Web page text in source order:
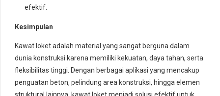
efektif.
Kesimpulan
Kawat loket adalah material yang sangat berguna dalam
dunia konstruksi karena memiliki kekuatan, daya tahan, serta
fleksibilitas tinggi. Dengan berbagai aplikasi yang mencakup
penguatan beton, pelindung area konstruksi, hingga elemen